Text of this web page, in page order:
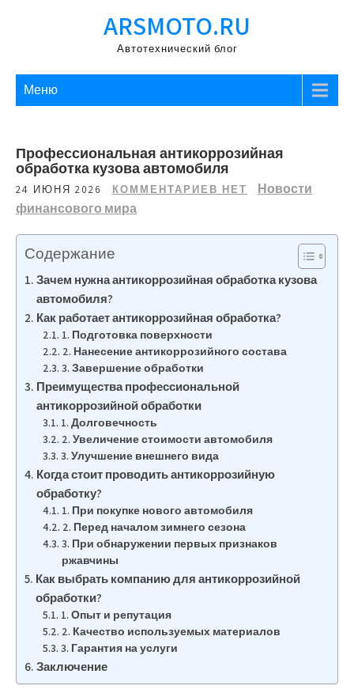
ARSMOTO.RU
Автотехнический блог
Меню
Профессиональная антикоррозийная
обработка кузова автомобиля
24 ИЮНЯ 2026 КОММЕНТАРИЕВ НЕТ
Новости
финансового мира
Содержание
Зачем нужна антикоррозийная обработка кузова
автомобиля?
Как работает антикоррозийная обработка?
1. Подготовка поверхности
2. Нанесение антикоррозийного состава
3. Завершение обработки
Преимущества профессиональной
антикоррозийной обработки
1. Долговечность
2. Увеличение стоимости автомобиля
3. Улучшение внешнего вида
Когда стоит проводить антикоррозийную
обработку?
1. При покупке нового автомобиля
2. Перед началом зимнего сезона
3. При обнаружении первых признаков
ржавчины
Как выбрать компанию для антикоррозийной
обработки?
1. Опыт и репутация
2. Качество используемых материалов
3. Гарантия на услуги
Заключение